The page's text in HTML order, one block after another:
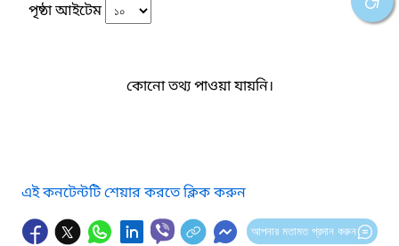
পৃষ্ঠা আইটেম
কোনো তথ্য পাওয়া যায়নি।
এই কনটেন্টটি শেয়ার করতে ক্লিক করুন
আপনার মতামত প্রদান করুন